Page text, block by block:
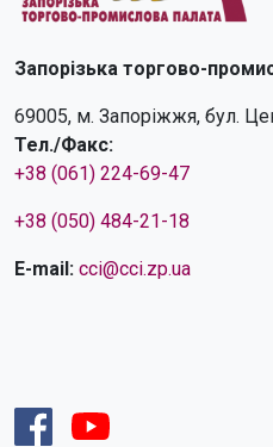
Запорізька торгово-
69005, м. Запоріжжя, бул.
Тел./Факс:
+38 (061) 224-69-47
+38 (050) 484-21-18
E-mail: cci@cci.zp.ua